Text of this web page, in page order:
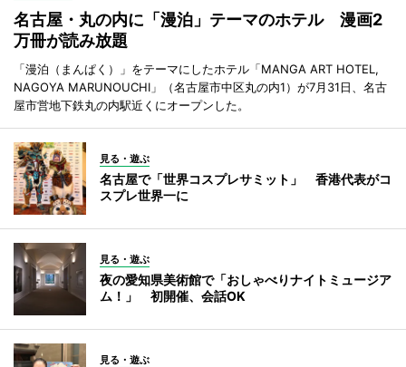
名古屋・丸の内に「漫泊」テーマのホテル 漫画2
万冊が読み放題
「漫泊（まんぱく）」をテーマにしたホテル「MANGA ART HOTEL,
NAGOYA MARUNOUCHI」（名古屋市中区丸の内1）が7月31日、名古
屋市営地下鉄丸の内駅近くにオープンした。
見る・遊ぶ
名古屋で「世界コスプレサミット」 香港代表がコ
スプレ世界一に
見る・遊ぶ
夜の愛知県美術館で「おしゃべりナイトミュージア
ム！」 初開催、会話OK
見る・遊ぶ